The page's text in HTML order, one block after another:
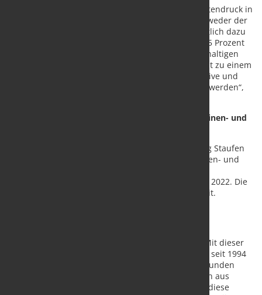
Die abgestimmte Kooperation könne auch den Kostendruck in
der Produktion verringern. Dies sei notwendig, da weder der
Maschinenbau noch der Automobilsektor mehrheitlich dazu
bereit seien, ökologische Mehrkosten zu tragen: „55 Prozent
akzeptieren die Mehrkosten einer ökologisch nachhaltigen
Beschaffung nicht. Dieses Argument darf aber nicht zu einem
,Weiter so‘ führen. Stattdessen sollten jetzt innovative und
effiziente Formen der Zusammenarbeit eingeführt werden“,
Über die Studie „Green Transformation im Maschinen- und
Für die Studie befragte die Unternehmensberatung Staufen
AG insgesamt 160 Unternehmen aus dem Maschinen- und
Transformation. Die Befragung erfolgte im Februar 2022. Die
zum kostenlosen Download bereit.
In jedem Unternehmen steckt ein noch besseres. Mit dieser
Überzeugung berät und qualifiziert die Staufen AG seit 1994
Unternehmen und Mitarbeitende weltweit. Ihren Kunden
bietet die Staufen AG eine einzigartige Kombination aus
Fachberatung und Organisationsentwicklung. Nur diese